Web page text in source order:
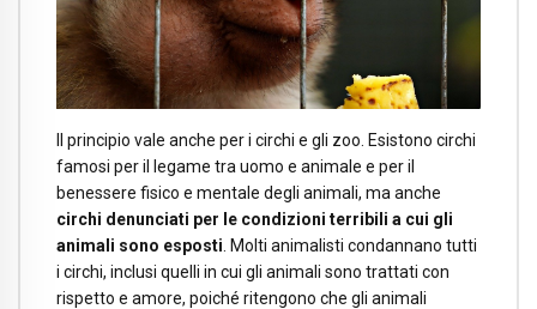
Il principio vale anche per i circhi e gli zoo. Esistono circhi
famosi per il legame tra uomo e animale e per il
benessere fisico e mentale degli animali, ma anche
circhi denunciati per le condizioni terribili a cui gli
animali sono esposti . Molti animalisti condannano tutti
i circhi, inclusi quelli in cui gli animali sono trattati con
rispetto e amore, poiché ritengono che gli animali